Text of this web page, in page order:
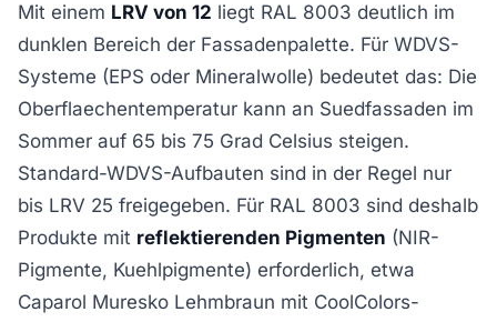
Mit einem LRV von 12 liegt RAL 8003 deutlich im
dunklen Bereich der Fassadenpalette. Für WDVS-
Systeme (EPS oder Mineralwolle) bedeutet das: Die
Oberflaechentemperatur kann an Suedfassaden im
Sommer auf 65 bis 75 Grad Celsius steigen.
Standard-WDVS-Aufbauten sind in der Regel nur
bis LRV 25 freigegeben. Für RAL 8003 sind deshalb
Produkte mit reflektierenden Pigmenten (NIR-
Pigmente, Kuehlpigmente) erforderlich, etwa
Caparol Muresko Lehmbraun mit CoolColors-